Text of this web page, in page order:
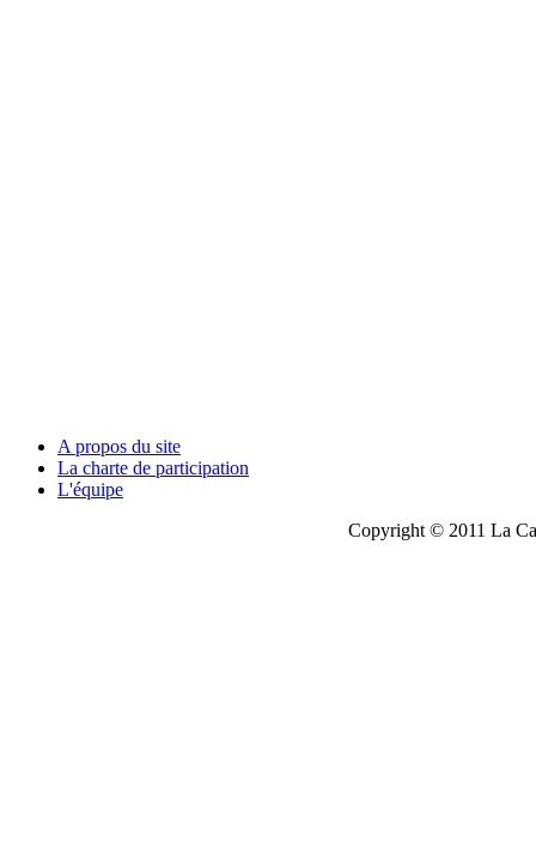
A propos du site
La charte de participation
L'équipe
Copyright © 2011 La